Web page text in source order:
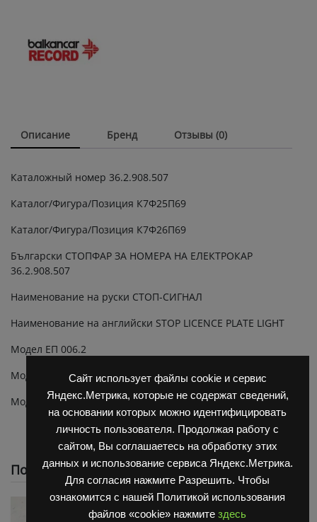
Сайт использует файлы cookie и сервис
Яндекс.Метрика, которые не содержат сведений,
на основании которых можно идентифицировать
личность пользователя. Продолжая работу с
сайтом, Вы соглашаетесь на обработку этих
данных и использование сервиса Яндекс.Метрика.
Для согласия нажмите Разрешить. Чтобы
ознакомится с нашей Политикой использования
файлов «cookie» нажмите здесь
Описание Бренд Отзывы (0)
Каталожный номер 36.2.908.507
Каталог/Фигура/Позиция К7Ф25П69
Каталог/Фигура/Позиция К7Ф26П69
Български СТОПФАР ЗА НОМЕРА НА ЕЛЕКТРОКАР
36.2.908.507
Наименование на руски СТОП-СИГНАЛ
Наименование на английски STOP LICENCE PLATE LIGHT
Модел ЕП 006.2
Модел ЕП 011.2
Модел ЕС 301.2
Похожие